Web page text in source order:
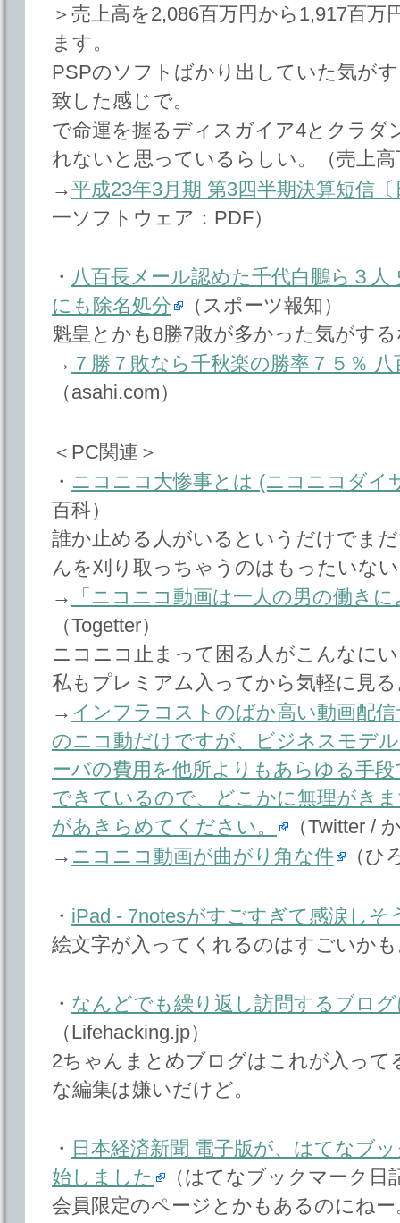
＞売上高を2,086百万円から1,917百万
ます。
PSPのソフトばかり出していた気が
致した感じで。
で命運を握るディスガイア4とクラダ
れないと思っているらしい。（売上
→平成23年3月期 第3四半期決算短信
一ソフトウェア：PDF）
・ 八百長メール認めた千代白鵬ら３
にも除名処分
（スポーツ報知）
魁皇とかも8勝7敗が多かった気がす
→ ７勝７敗なら千秋楽の勝率７５％
（asahi.com）
＜PC関連＞
・ ニコニコ大惨事とは (ニコニコダイ
百科）
誰か止める人がいるというだけでま
んを刈り取っちゃうのはもったいな
→
「ニコニコ動画は一人の男の働き
（Togetter）
ニコニコ止まって困る人がこんなに
私もプレミアム入ってから気軽に見
→ インフラコストのばか高い動画配
のニコ動だけですが、ビジネスモデ
ーバの費用を他所よりもあらゆる手
できているので、どこかに無理がき
があきらめてください。
（Twitter /
→ ニコニコ動画が曲がり角な件 （ひ
・ iPad - 7notesがすごすぎて感涙しそ
絵文字が入ってくれるのはすごいか
・ なんどでも繰り返し訪問するブロ
（Lifehacking.jp）
2ちゃんまとめブログはこれが入って
な編集は嫌いだけど。
・ 日本経済新聞 電子版が、はてなブ
始しました
（はてなブックマーク日
会員限定のページとかもあるのにねー